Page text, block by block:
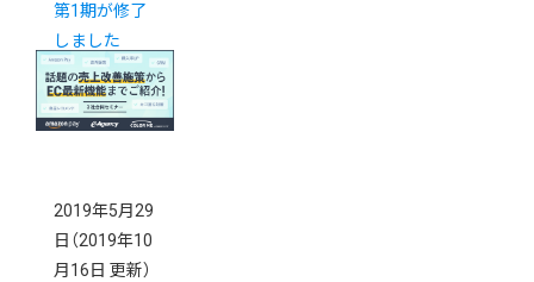
第1期が修了
しました
2019年5月29
日 （2019年10
月16日 更新）